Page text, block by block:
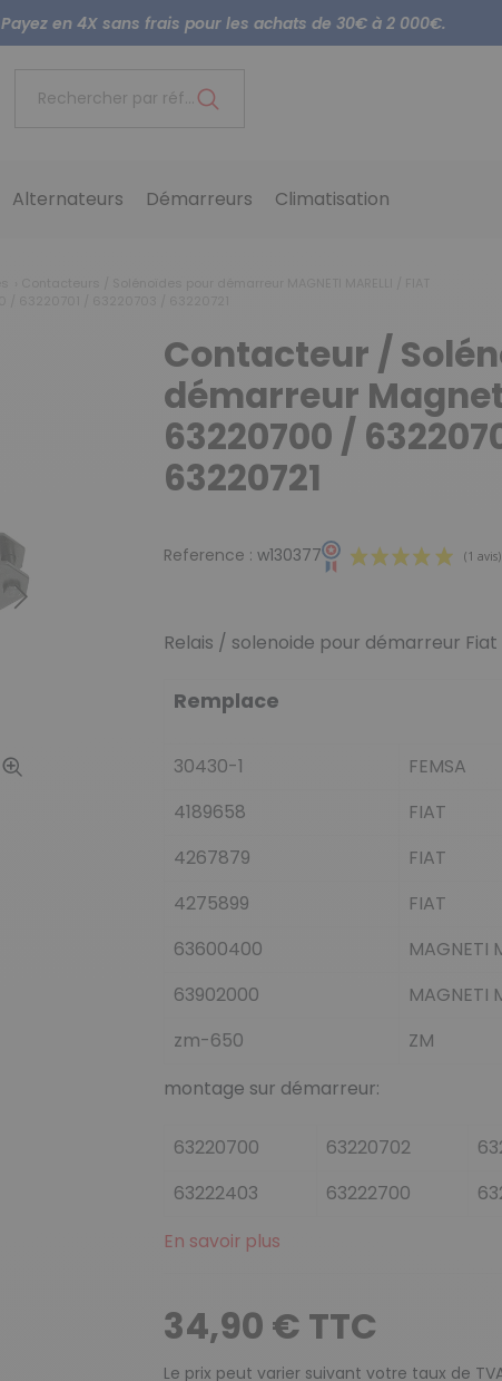
Payez en 4X sans frais pour les achats de 30€ à 2 000€.
Rechercher par référence...
Alternateurs Démarreurs Climatisation
Suivant
Contacteur /
démarreur
63220700 /
63220721
Reference : w130377
Relais / solenoide pour démarreur
Remplace
30430-1
FEMSA
4189658
FIAT
4267879
FIAT
4275899
FIAT
63600400
MAGNETI
63902000
MAGNETI
zm-650
ZM
montage sur démarreur:
63220700 63220702
63222403
63222700
En savoir plus
34,90 € TTC
Le prix peut varier suivant votre taux de